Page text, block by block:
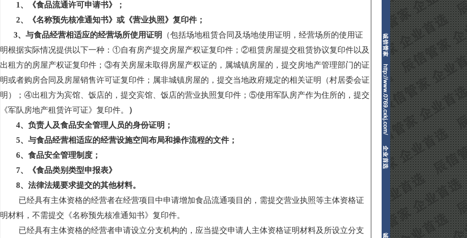
1、《食品流通许可申请书》；
2、《名称预先核准通知书》或《营业执照》复印件；
3、与食品经营相适应的经营场所使用证明
（包括场地租赁合同及场地使用证明，经营场所的使用证
明根据实际情况提供以下一种：①自有房产提交房屋产权证复印件；②租赁房屋提交租赁协议复印件以及
出租方的房屋产权证复印件；③有关房屋未取得房屋产权证的，属城镇房屋的，提交房地产管理部门的证
明或者购房合同及房屋销售许可证复印件；属非城镇房屋的，提交当地政府规定的相关证明（村居委会证
明）；④出租方为宾馆、饭店的，提交宾馆、饭店的营业执照复印件；⑤使用军队房产作为住所的，提交
《军队房地产租赁许可证》复印件。
）
4、负责人及食品安全管理人员的身份证明；
5、与食品经营相适应的经营设施空间布局和操作流程的文件；
6、食品安全管理制度；
7、《食品类别类型申报表》
8、法律法规要求提交的其他材料。
已经具有主体资格的经营者在经营项目中申请增加食品流通项目的，需提交营业执照等主体资格证
明材料，不需提交《名称预先核准通知书》复印件。
已经具有主体资格的经营者申请设立分支机构的，应当提交申请人主体资格证明材料及所设立分支